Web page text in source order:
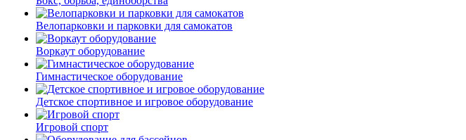
Велопарковки и парковки для самокатов
Воркаут оборудование
Гимнастическое оборудование
Детское спортивное и игровое оборудование
Игровой спорт